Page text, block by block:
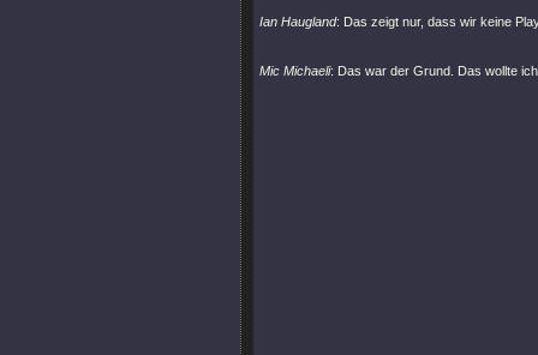
Ian Haugland: Das zeigt nur, dass wir keine
Mic Michaeli: Das war der Grund. Das wollte